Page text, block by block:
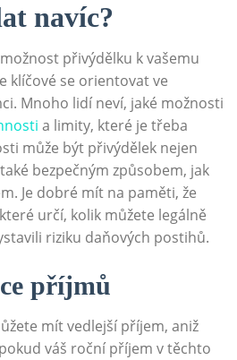
navíc?
přivýdělku k ⁣vašemu
klíčové se orientovat ve
Mnoho lidí‌ neví, jaké možnosti⁣
a limity, které je​ třeba
může být přivýdělek nejen
bezpečným způsobem, jak
Je dobré mít na paměti, že
určí, kolik můžete‍ legálně
riziku daňových postihů.
příjmů
mít vedlejší příjem,​ aniž
váš roční⁢ příjem v ⁤těchto